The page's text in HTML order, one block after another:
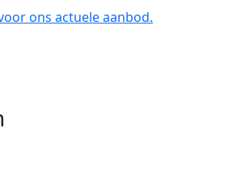
ons actuele aanbod.